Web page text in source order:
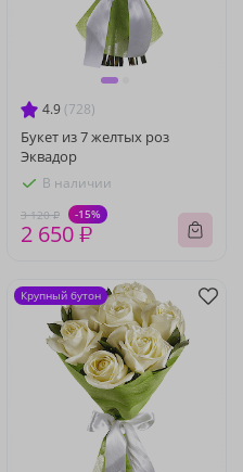
4.9 (728)
Букет из 7 желтых роз
Эквадор
В наличии
3 120 ₽ -15%
2 650 ₽
Крупный бутон